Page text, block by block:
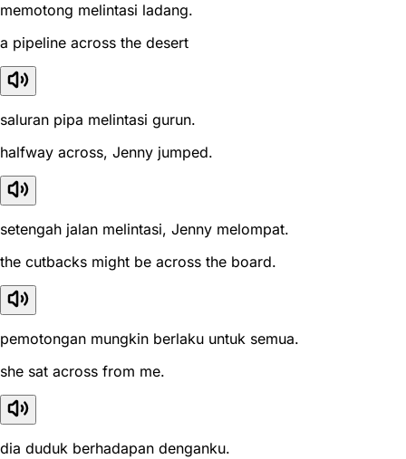
memotong melintasi ladang.
a pipeline across the desert
saluran pipa melintasi gurun.
halfway across, Jenny jumped.
setengah jalan melintasi, Jenny melompat.
the cutbacks might be across the board.
pemotongan mungkin berlaku untuk semua.
she sat across from me.
dia duduk berhadapan denganku.